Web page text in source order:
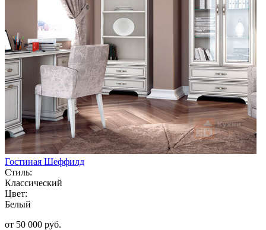
Гостиная Шеффилд
Стиль:
Классический
Цвет:
Белый
от 50 000 руб.